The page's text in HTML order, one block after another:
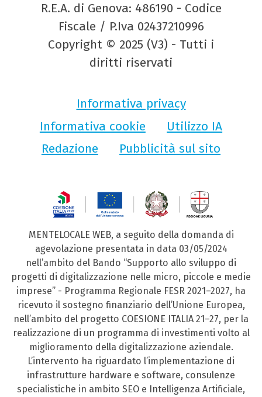
R.E.A. di Genova: 486190 - Codice
Fiscale / P.Iva 02437210996
Copyright © 2025 (V3) - Tutti i
diritti riservati
Informativa privacy
Informativa cookie
Utilizzo IA
Redazione
Pubblicità sul sito
MENTELOCALE WEB, a seguito della domanda di
agevolazione presentata in data 03/05/2024
nell’ambito del Bando “Supporto allo sviluppo di
progetti di digitalizzazione nelle micro, piccole e medie
imprese” - Programma Regionale FESR 2021–2027, ha
ricevuto il sostegno finanziario dell’Unione Europea,
nell’ambito del progetto COESIONE ITALIA 21–27, per la
realizzazione di un programma di investimenti volto al
miglioramento della digitalizzazione aziendale.
L’intervento ha riguardato l’implementazione di
infrastrutture hardware e software, consulenze
specialistiche in ambito SEO e Intelligenza Artificiale,